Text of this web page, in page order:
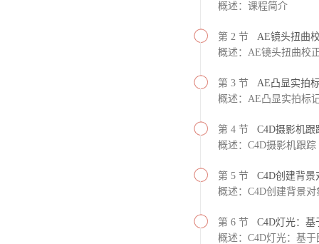
概述：课程简介
第 2 节 AE镜头扭曲
概述：AE镜头扭曲校
第 3 节 AE凸显实拍
概述：AE凸显实拍标
第 4 节 C4D摄影机跟
概述：C4D摄影机跟踪
第 5 节 C4D创建背景
概述：C4D创建背景对
第 6 节 C4D灯光：
概述：C4D灯光：基